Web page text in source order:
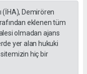
(İHA), Demirören
eklenen tüm
olmadan ajans
yer alan hukuki
hiç bir